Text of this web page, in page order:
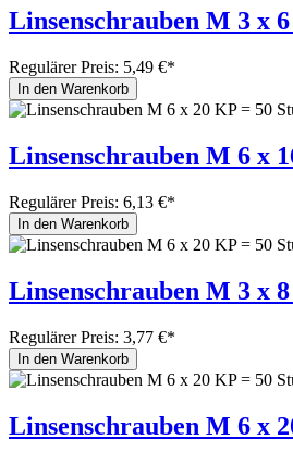
Linsenschrauben M 3 x
Regulärer Preis: 5,49 €*
In den Warenkorb
Linsenschrauben M 6 x
Regulärer Preis: 6,13 €*
In den Warenkorb
Linsenschrauben M 3 x
Regulärer Preis: 3,77 €*
In den Warenkorb
Linsenschrauben M 6 x